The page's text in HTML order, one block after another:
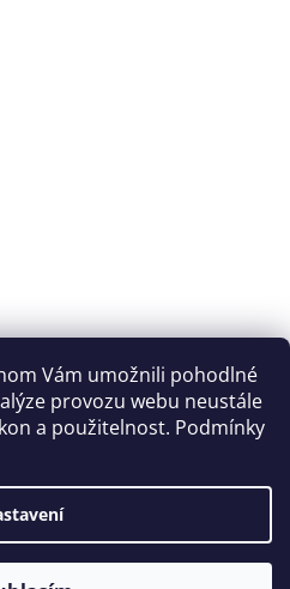
Vám umožnili pohodlné
provozu webu neustále
a použitelnost. Podmínky
šablony:Marketingwebu